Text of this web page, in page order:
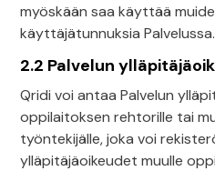
myöskään saa käyttää
käyttäjätunnuksia Palvelussa.
2.2 Palvelun
Qridi voi antaa Palvelun
oppilaitoksen rehtorille tai
työntekijälle, joka voi
ylläpitäjäoikeudet muulle